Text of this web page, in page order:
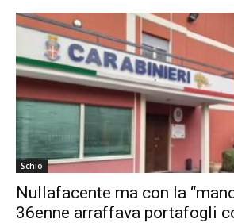
Schio
Nullafacente ma con la
36enne arraffava portafogli